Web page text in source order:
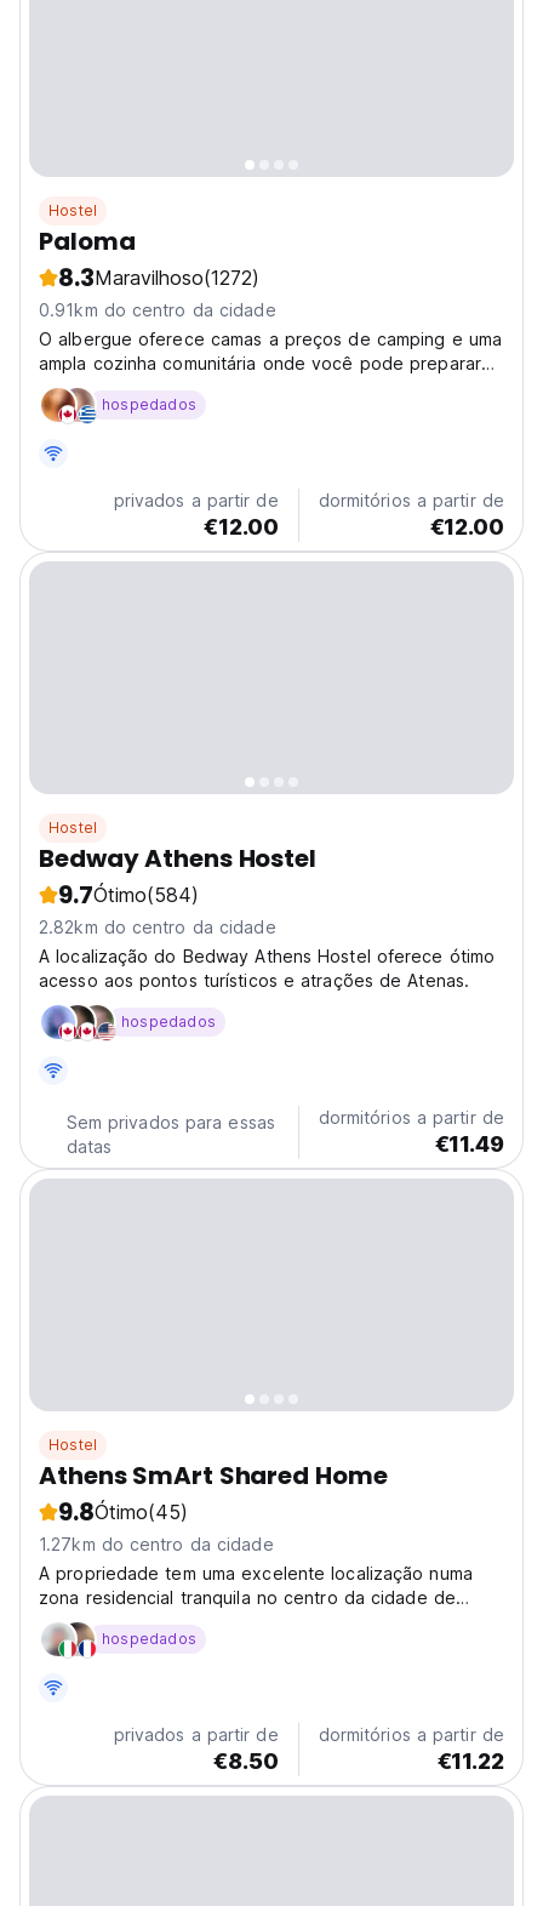
Hostel
Paloma
8.3Maravilhoso(1272)
0.91km do centro da cidade
O albergue oferece camas a preços de camping e uma
ampla cozinha comunitária onde você pode preparar
sua comida e economizar dinheiro. A agência de
viagens interna pode ajudá-lo a reservar no local todas
hospedados
privados a partir de
€12.00
dormitórios a partir de
€12.00
Hostel
Bedway Athens Hostel
9.7Ótimo(584)
2.82km do centro da cidade
A localização do Bedway Athens Hostel oferece ótimo
acesso aos pontos turísticos e atrações de Atenas.
hospedados
Sem privados para essas
datas
dormitórios a partir de
€11.49
Hostel
Athens SmArt Shared Home
9.8Ótimo(45)
1.27km do centro da cidade
A propriedade tem uma excelente localização numa
zona residencial tranquila no centro da cidade de
Atenas. Fica a poucos passos do centro e de muitas
atrações turísticas.
hospedados
privados a partir de
€8.50
dormitórios a partir de
€11.22